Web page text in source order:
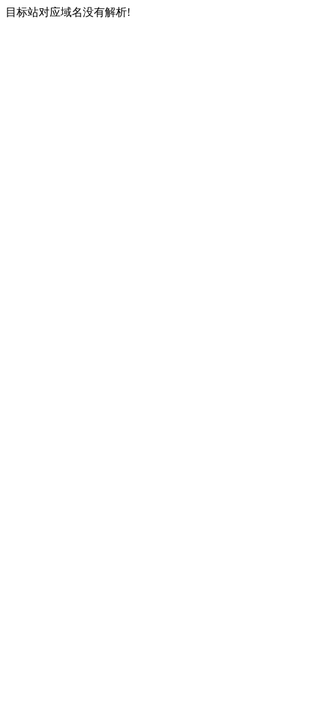
目标站对应域名没有解析!